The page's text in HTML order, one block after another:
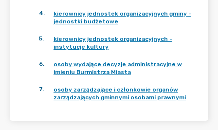
4.
kierownicy jednostek organizacyjnych gminy -
jednostki budżetowe
5.
kierownicy jednostek organizacyjnych -
instytucje kultury
6.
osoby wydające decyzje administracyjne w
imieniu Burmistrza Miasta
7.
osoby zarządzające i członkowie organów
zarządzających gminnymi osobami prawnymi